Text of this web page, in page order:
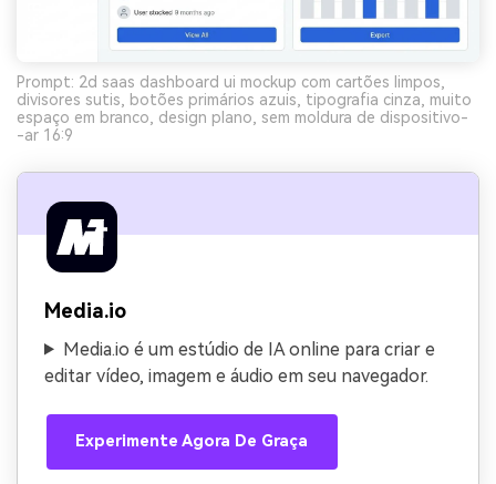
Prompt: 2d saas dashboard ui mockup com cartões limpos,
divisores sutis, botões primários azuis, tipografia cinza, muito
espaço em branco, design plano, sem moldura de dispositivo-
-ar 16:9
Media.io
Media.io é um estúdio de IA online para criar e
editar vídeo, imagem e áudio em seu navegador.
Experimente Agora De Graça